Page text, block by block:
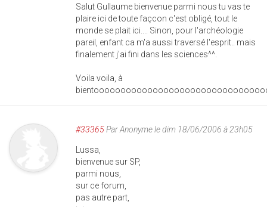
Salut Gullaume bienvenue parmi nous tu vas te
plaire ici de toute façcon c'est obligé, tout le
monde se plait ici.... Sinon, pour l'archéologie
pareil, enfant ca m'a aussi traversé l'esprit.. mais
finalement j'ai fini dans les sciences^^.
Voila voila, à
#33365ParAnonymele dim 18/06/2006 à 23h05
Lussa,
bienvenue sur SP,
parmi nous,
sur ce forum,
pas autre part,